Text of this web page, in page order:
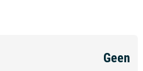
Geen